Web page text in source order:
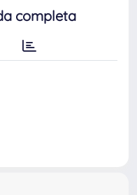
completa